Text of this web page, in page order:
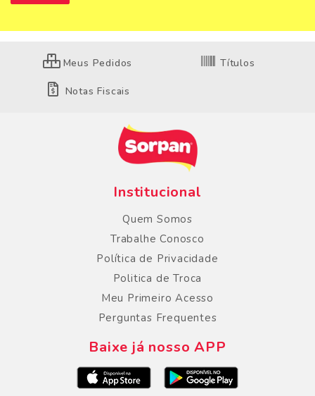
Meus Pedidos Títulos
Notas Fiscais
Institucional
Quem Somos
Trabalhe Conosco
Política de Privacidade
Politica de Troca
Meu Primeiro Acesso
Perguntas Frequentes
Baixe já nosso APP